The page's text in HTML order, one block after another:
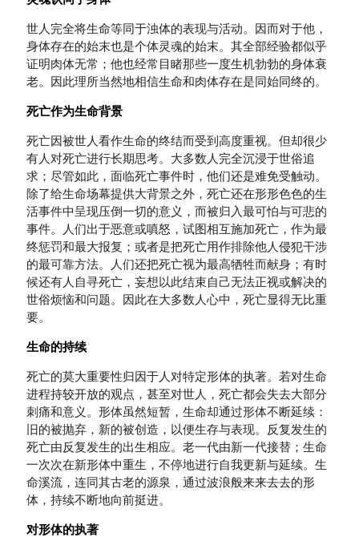
世人完全将生命等同于浊体的表现与活动。因而对于他，
身体存在的始末也是个体灵魂的始末。其全部经验都似乎
证明肉体无常；他也经常目睹那些一度生机勃勃的身体衰
老。因此理所当然地相信生命和肉体存在是同始同终的。
死亡作为生命背景
死亡因被世人看作生命的终结而受到高度重视。但却很少
有人对死亡进行长期思考。大多数人完全沉浸于世俗追
求；尽管如此，面临死亡事件时，他们还是难免受触动。
除了给生命场幕提供大背景之外，死亡还在形形色色的生
活事件中呈现压倒一切的意义，而被归入最可怕与可悲的
事件。人们出于恶意或嗔怒，试图相互施加死亡，作为最
终惩罚和最大报复；或者是把死亡用作排除他人侵犯干涉
的最可靠方法。人们还把死亡视为最高牺牲而献身；有时
候还有人自寻死亡，妄想以此结束自己无法正视或解决的
世俗烦恼和问题。因此在大多数人心中，死亡显得无比重
要。
生命的持续
死亡的莫大重要性归因于人对特定形体的执著。若对生命
进程持较开放的观点，甚至对世人，死亡都会失去大部分
刺痛和意义。形体虽然短暂，生命却通过形体不断延续：
旧的被抛弃，新的被创造，以便生存与表现。反复发生的
死亡由反复发生的出生相应。老一代由新一代接替；生命
一次次在新形体中重生，不停地进行自我更新与延续。生
命溪流，连同其古老的源泉，通过波浪般来来去去的形
体，持续不断地向前挺进。
对形体的执著